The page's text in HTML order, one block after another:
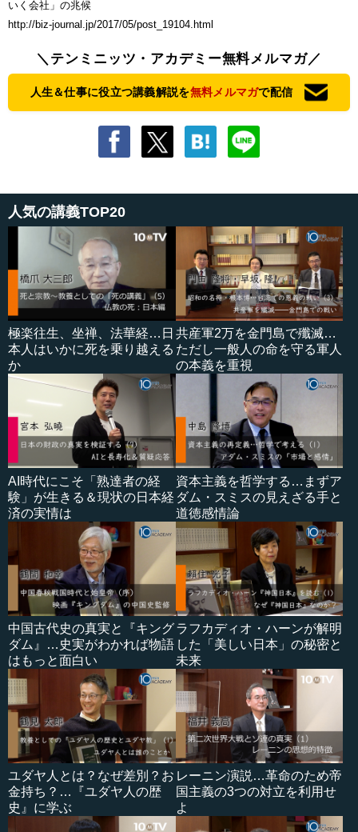
いく会社」の兆候
http://biz-journal.jp/2017/05/post_19104.html
＼テンミニッツ・アカデミー無料メルマガ／
人生＆仕事に役立つ講義解説を無料メルマガで配信
人気の講義TOP20
極楽往生、坐禅、法華経…日
本人はいかに死を乗り越える
か
共産軍2万を金門島で殲滅…
ただし一般人の命を守る軍人
の本義を重視
AI時代にこそ「熟達者の経
験」が生きる＆現状の日本経
済の実情は
資本主義を哲学する…まずア
ダム・スミスの見えざる手と
道徳感情論
中国古代史の真実と『キング
ダム』…史実がわかれば物語
はもっと面白い
ラフカディオ・ハーンが解明
した「美しい日本」の秘密と
未来
ユダヤ人とは？なぜ差別？お
金持ち？…『ユダヤ人の歴
史』に学ぶ
レーニン演説…革命のため帝
国主義の3つの対立を利用せ
よ